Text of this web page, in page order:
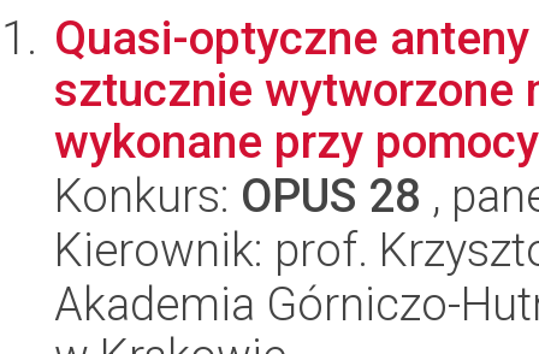
Quasi-optyczne
sztucznie wytworzone
wykonane przy
Konkurs: OPUS 28 ,
Kierownik: prof.
Akademia Górniczo-